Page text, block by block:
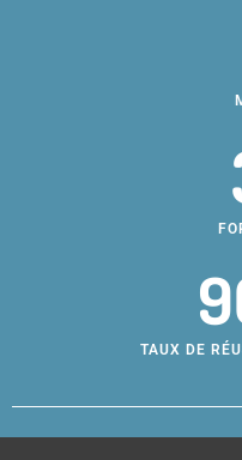
TAUX DE